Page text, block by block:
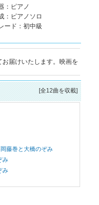
：ピアノ
：ピアノソロ
ード：初中級
届けいたします。映画を
[全12曲を収載]
藤巻と大橋のぞみ
み
み